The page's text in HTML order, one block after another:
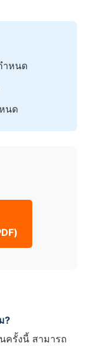
ำหนด
นด
?
ครั้งนี้ สามารถ